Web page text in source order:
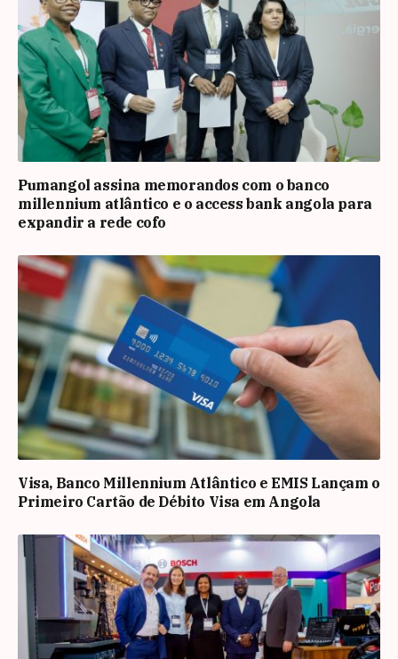
Pumangol assina memorandos com o banco
millennium atlântico e o access bank angola para
expandir a rede cofo
Visa, Banco Millennium Atlântico e EMIS Lançam o
Primeiro Cartão de Débito Visa em Angola